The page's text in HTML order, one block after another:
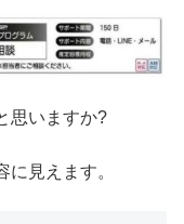
思いますか?
見えます。